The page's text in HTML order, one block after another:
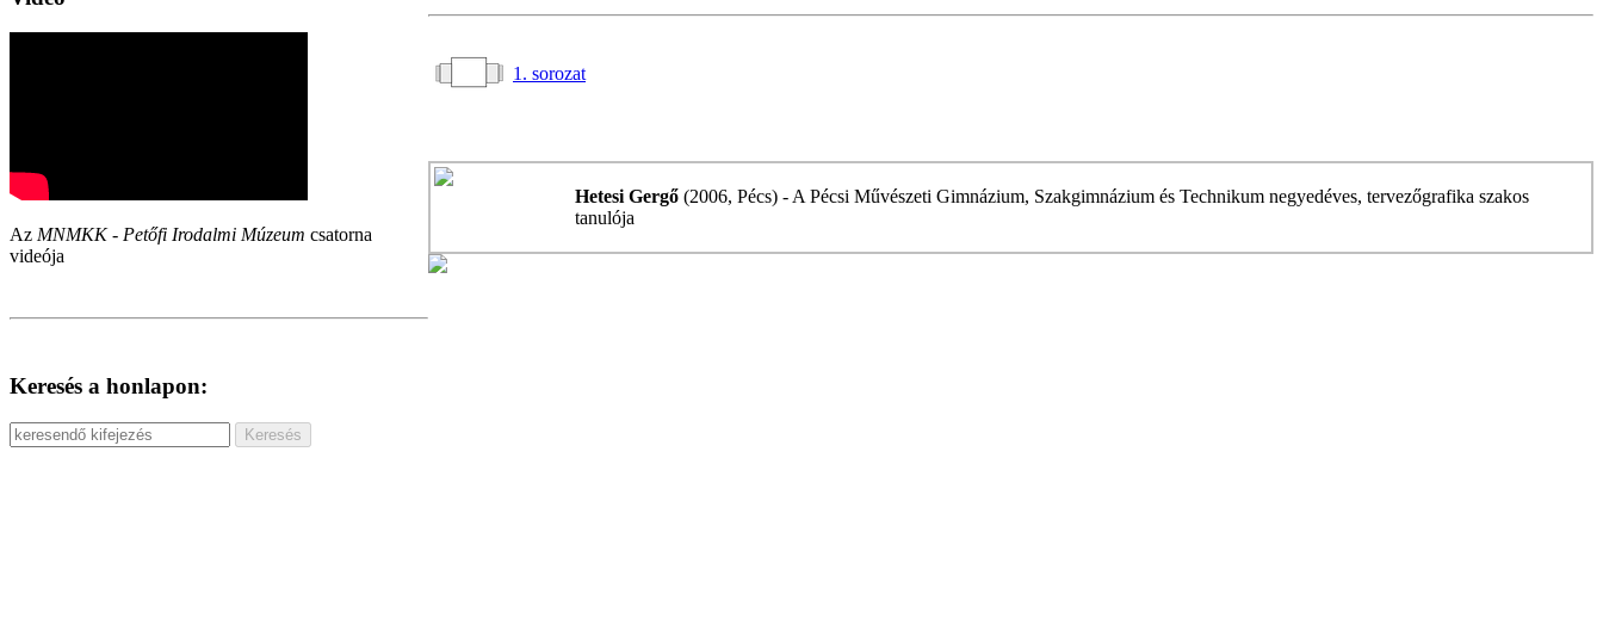
Az MNMKK - Petőfi Irodalmi Múzeum csatorna
videója
Keresés a honlapon:
1. sorozat
Hetesi Gergő (2006, Pécs) - A Pécsi Művészeti Gimnázium, Szakgimnázium és Technikum negyedéves, tervezőgrafika szakos
tanulója